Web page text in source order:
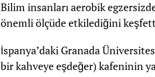
Bilim insanları aerobik
önemli ölçüde etkilediğini
İspanya’daki Granada
bir kahveye eşdeğer) kafeninin